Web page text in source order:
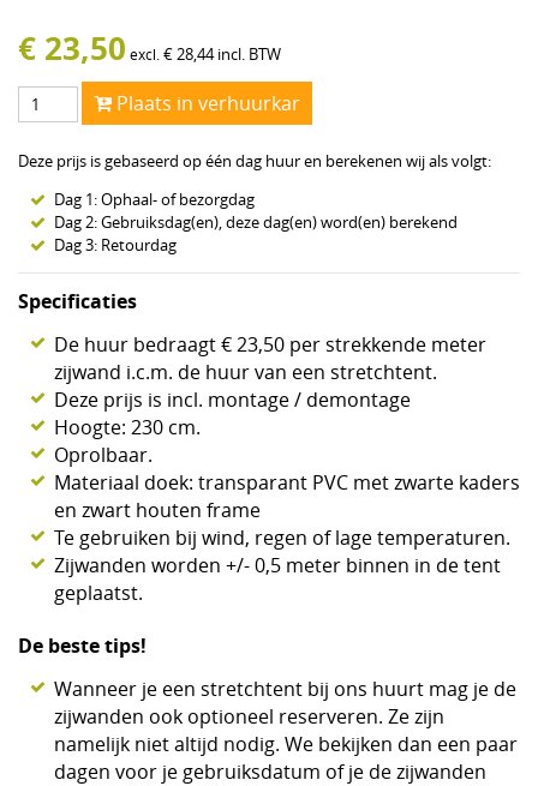
€ 23,50 excl. €28,44 incl. BTW
Plaats in verhuurkar
Deze prijs is gebaseerd op één dag huur en berekenen wij als volgt:
Dag 1: Ophaal- of bezorgdag
Dag 2: Gebruiksdag(en), deze dag(en) word(en) berekend
Dag 3: Retourdag
Specificaties
De huur bedraagt € 23,50 per strekkende meter
zijwand i.c.m. de huur van een stretchtent.
Deze prijs is incl. montage / demontage
Hoogte: 230 cm.
Oprolbaar.
Materiaal doek: transparant PVC met zwarte kaders
en zwart houten frame
Te gebruiken bij wind, regen of lage temperaturen.
Zijwanden worden +/- 0,5 meter binnen in de tent
geplaatst.
De beste tips!
Wanneer je een stretchtent bij ons huurt mag je de
zijwanden ook optioneel reserveren. Ze zijn
namelijk niet altijd nodig. We bekijken dan een paar
dagen voor je gebruiksdatum of je de zijwanden